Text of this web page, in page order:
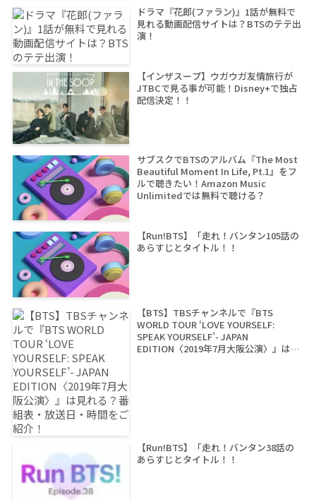
ドラマ『花郎(ファラン)』1話が無料で
見れる動画配信サイトは？BTSのテテ出
演！
【インザスープ】ウガウガ友情旅行が
JTBCで見る事が可能！Disney+で独占
配信決定！！
サブスクでBTSのアルバム『The Most
Beautiful Moment In Life, Pt.1』をフ
ルで聴きたい！Amazon Music
Unlimitedでは無料で聴ける？
【Run!BTS】「走れ！バンタン105話の
あらすじとタイトル！！
【BTS】TBSチャンネルで『BTS
WORLD TOUR ‘LOVE YOURSELF:
SPEAK YOURSELF’- JAPAN
EDITION〈2019年7月大阪公演〉』は見
【Run!BTS】「走れ！バンタン38話の
あらすじとタイトル！！